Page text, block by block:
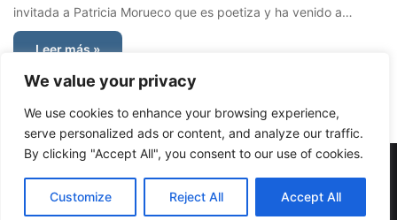
We value your privacy
We use cookies to enhance your browsing experience,
serve personalized ads or content, and analyze our traffic.
By clicking "Accept All", you consent to our use of cookies.
Customize Reject All Accept All
invitada a Patricia Morueco que es poetiza y ha venido a…
Leer más »
© Copyright 2026, Todos los derechos reservados | Caliente y
Frío "tu revista sonora"